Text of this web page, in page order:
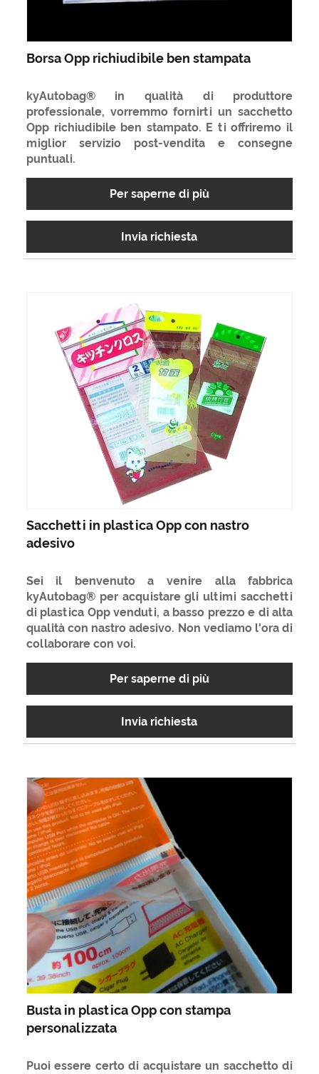
Borsa Opp richiudibile ben stampata
kyAutobag® in qualità di produttore
professionale, vorremmo fornirti un sacchetto
Opp richiudibile ben stampato. E ti offriremo il
miglior servizio post-vendita e consegne
puntuali.
Per saperne di più
Invia richiesta
Sacchetti in plastica Opp con nastro
adesivo
Sei il benvenuto a venire alla fabbrica
kyAutobag® per acquistare gli ultimi sacchetti
di plastica Opp venduti, a basso prezzo e di alta
qualità con nastro adesivo. Non vediamo l'ora di
collaborare con voi.
Per saperne di più
Invia richiesta
Busta in plastica Opp con stampa
personalizzata
Puoi essere certo di acquistare un sacchetto di